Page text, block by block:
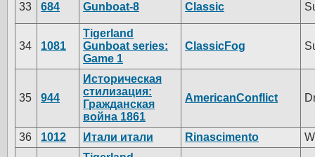
33 684 Gunboat-8 Classic
34 1081
Tigerland
Gunboat series:
Game 1
ClassicFog
35 944
Историческая
стилизация:
Гражданская
война 1861
AmericanConflict
36 1012 Итали итали Rinascimento